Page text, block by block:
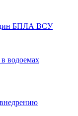
БПЛА ВСУ
водоемах